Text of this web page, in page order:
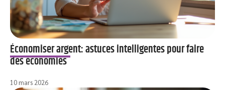
Économiser argent: astuces intelligentes pour faire
des économies
10 mars 2026